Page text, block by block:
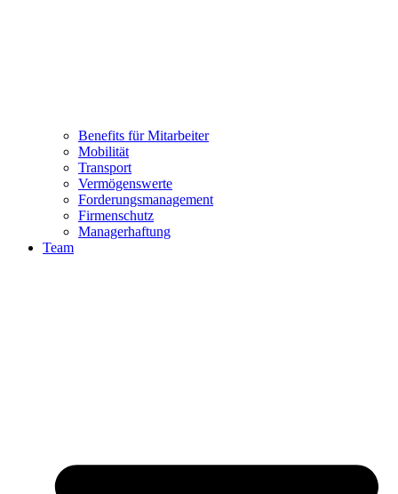
Benefits für Mitarbeiter
Mobilität
Transport
Vermögenswerte
Forderungsmanagement
Firmenschutz
Managerhaftung
Team